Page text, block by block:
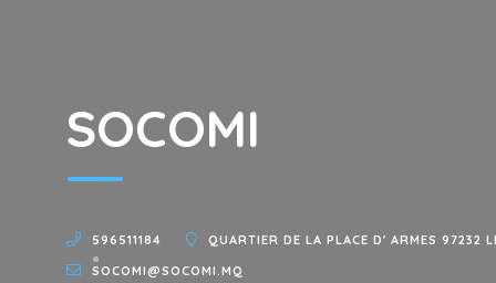
SOCOMI
596511184
QUARTIER DE LA PLACE D' ARMES 97232
SOCOMI@SOCOMI.MQ